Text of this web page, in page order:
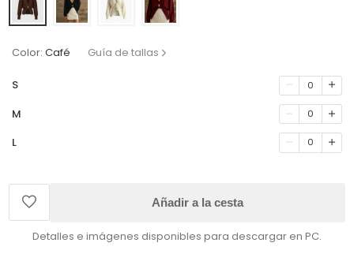
Color: Café Guía de tallas
S 0
M 0
L 0
Añadir a la cesta
Detalles e imágenes disponibles para descargar en PC.